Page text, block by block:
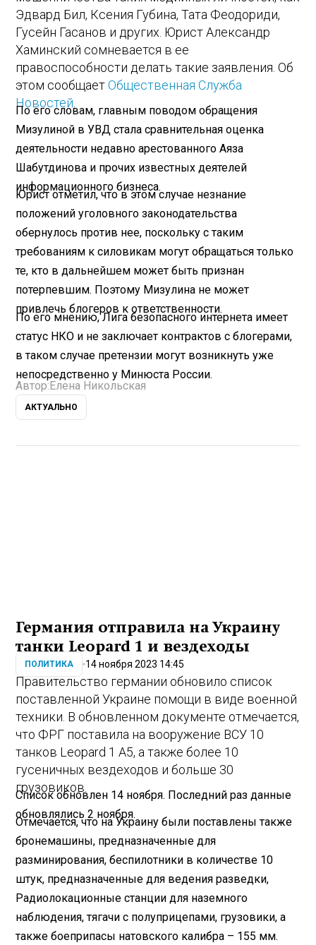
Эдвард Бил, Ксения Губина, Тата Феодориди,
Гусейн Гасанов и других. Юрист Александр
Хаминский сомневается в ее
правоспособности делать такие заявления. Об
этом сообщаетОбщественная Служба
Новостей
По его словам, главным поводом обращения
Мизулиной в УВД стала сравнительная оценка
деятельности недавно арестованного Аяза
Шабутдинова и прочих известных деятелей
информационного бизнеса.
Юрист отметил, что в этом случае незнание
положений уголовного законодательства
обернулось против нее, поскольку с таким
требованиям к силовикам могут обращаться только
те, кто в дальнейшем может быть признан
потерпевшим. Поэтому Мизулина не может
привлечь блогеров к ответственности.
По его мнению, Лига безопасного интернета имеет
статус НКО и не заключает контрактов с блогерами,
в таком случае претензии могут возникнуть уже
непосредственно у Минюста России.
Автор: Елена Никольская
АКТУАЛЬНО
Германия отправила на Украину
танки Leopard 1 и вездеходы
ПОЛИТИКА 14 ноября 2023 14:45
Правительство германии обновило список
поставленной Украине помощи в виде военной
техники. В обновленном документе отмечается,
что ФРГ поставила на вооружение ВСУ 10
танков Leopard 1 A5, а также более 10
гусеничных вездеходов и больше 30
грузовиков.
Список обновлен 14 ноября. Последний раз данные
обновлялись 2 ноября.
Отмечается, что на Украину были поставлены также
бронемашины, предназначенные для
разминирования, беспилотники в количестве 10
штук, предназначенные для ведения разведки,
Радиолокационные станции для наземного
наблюдения, тягачи с полуприцепами, грузовики, а
также боеприпасы натовского калибра – 155 мм.